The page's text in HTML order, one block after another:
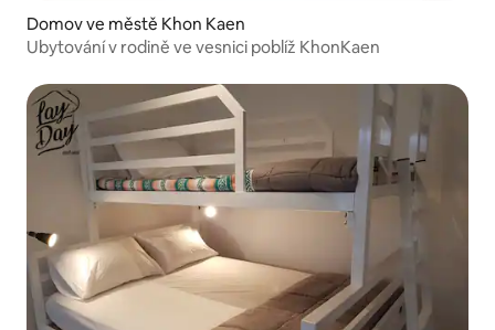
Domov ve městě Khon Kaen
Ubytování v rodině ve vesnici poblíž KhonKaen